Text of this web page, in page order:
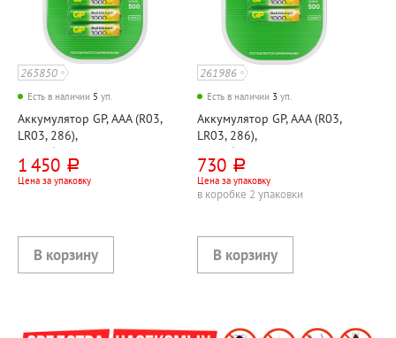
265850
Есть в наличии 5 уп.
Аккумулятор GP, AAA (R03,
LR03, 286),
"Возобновляемая энергия
(ReEnergy)", 1000Ач, 4шт
1 450 руб.
Цена за упаковку
261986
Есть в наличии 3 уп.
Аккумулятор GP, AAA (R03,
LR03, 286),
"Возобновляемая энергия
(ReEnergy)", 1000мАч, 2шт
730 руб.
Цена за упаковку
в коробке 2 упаковки